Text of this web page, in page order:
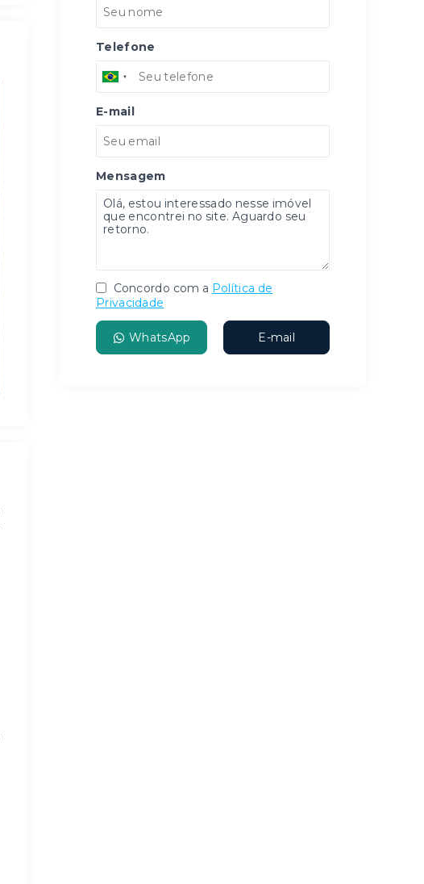
Telefone
E-mail
Mensagem
Concordo com a Política de
Privacidade
WhatsApp E-mail